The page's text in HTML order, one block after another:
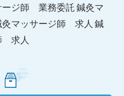
ージ師 業務委託鍼灸マ
灸マッサージ師 求人 鍼
求人